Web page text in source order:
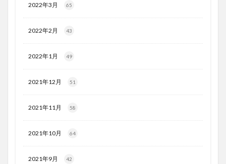
2022年3月 65
2022年2月 43
2022年1月 49
2021年12月 51
2021年11月 58
2021年10月 64
2021年9月 42